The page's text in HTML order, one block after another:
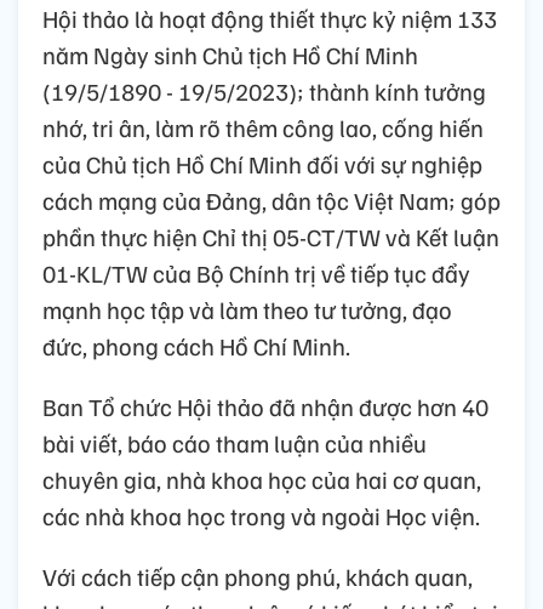
Hội thảo là hoạt động thiết thực kỷ niệm 133
năm Ngày sinh Chủ tịch Hồ Chí Minh
(19/5/1890 - 19/5/2023); thành kính tưởng
nhớ, tri ân, làm rõ thêm công lao, cống hiến
của Chủ tịch Hồ Chí Minh đối với sự nghiệp
cách mạng của Đảng, dân tộc Việt Nam; góp
phần thực hiện Chỉ thị 05-CT/TW và Kết luận
01-KL/TW của Bộ Chính trị về tiếp tục đẩy
mạnh học tập và làm theo tư tưởng, đạo
đức, phong cách Hồ Chí Minh.
Ban Tổ chức Hội thảo đã nhận được hơn 40
bài viết, báo cáo tham luận của nhiều
chuyên gia, nhà khoa học của hai cơ quan,
các nhà khoa học trong và ngoài Học viện.
Với cách tiếp cận phong phú, khách quan,